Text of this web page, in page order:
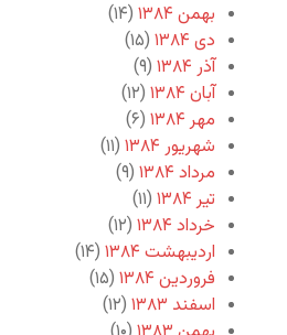
بهمن ۱۳۸۴
(۱۴)
دی ۱۳۸۴
(۱۵)
آذر ۱۳۸۴
(۹)
آبان ۱۳۸۴
(۱۲)
مهر ۱۳۸۴
(۶)
شهریور ۱۳۸۴
(۱۱)
مرداد ۱۳۸۴
(۹)
تیر ۱۳۸۴
(۱۱)
خرداد ۱۳۸۴
(۱۲)
اردیبهشت ۱۳۸۴
(۱۴)
فروردین ۱۳۸۴
(۱۵)
اسفند ۱۳۸۳
(۱۲)